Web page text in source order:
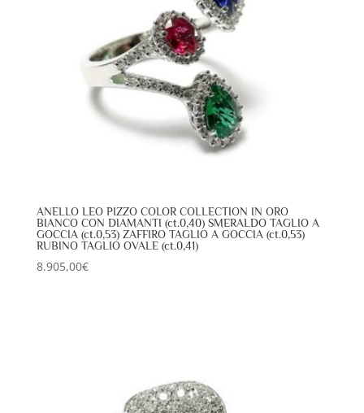
ANELLO LEO PIZZO COLOR COLLECTION IN ORO
BIANCO CON DIAMANTI (ct.0,40) SMERALDO TAGLIO A
GOCCIA (ct.0,53) ZAFFIRO TAGLIO A GOCCIA (ct.0,53)
RUBINO TAGLIO OVALE (ct.0,41)
8.905,00€